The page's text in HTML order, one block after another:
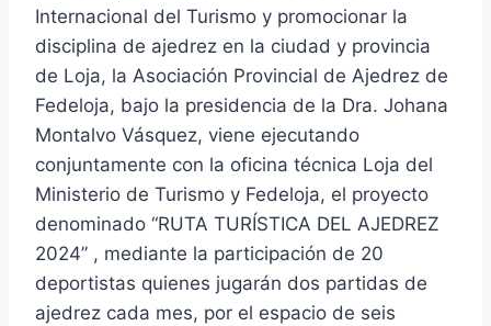
Internacional del Turismo y promocionar la
disciplina de ajedrez en la ciudad y provincia
de Loja, la Asociación Provincial de Ajedrez de
Fedeloja, bajo la presidencia de la Dra. Johana
Montalvo Vásquez, viene ejecutando
conjuntamente con la oficina técnica Loja del
Ministerio de Turismo y Fedeloja, el proyecto
denominado “RUTA TURÍSTICA DEL AJEDREZ
2024” , mediante la participación de 20
deportistas quienes jugarán dos partidas de
ajedrez cada mes, por el espacio de seis